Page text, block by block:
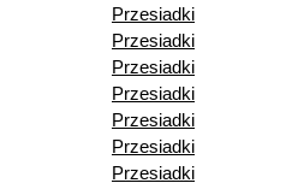
Przesiadki
Przesiadki
Przesiadki
Przesiadki
Przesiadki
Przesiadki
Przesiadki